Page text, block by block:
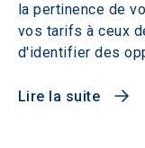
la pertinence de
vos tarifs à ceux
d'identifier des
Lire la suite